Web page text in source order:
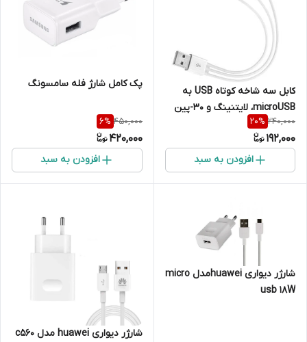
کابل سه شاخه کوتاه USB به
microUSB، لایتنینگ و 30-پین
سانتی متر
240,000
20%
192,000
افزودن به سبد
پک کامل شارژ فله سامسونگ
450,000
6%
420,000
افزودن به سبد
شارژر دیواری huaweiمدل micro
usb 18W
شارژر دیواری huawei مدل c560